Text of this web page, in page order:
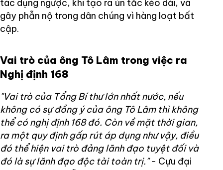
tác dụng ngược, khi tạo ra ùn tắc kéo dài, và
gây phẫn nộ trong dân chúng vì hàng loạt bất
cập.
Vai trò của ông Tô Lâm trong việc ra
Nghị định 168
"Vai trò của Tổng Bí thư lớn nhất nước, nếu
không có sự đồng ý của ông Tô Lâm thì không
thể có nghị định 168 đó. Còn về mặt thời gian,
ra một quy định gấp rút áp dụng như vậy, điều
đó thể hiện vai trò đảng lãnh đạo tuyệt đối và
đó là sự lãnh đạo độc tài toàn trị."- Cựu đại